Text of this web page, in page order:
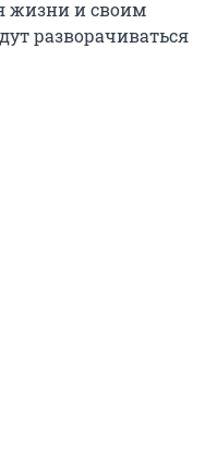
жизни и своим
разворачиваться